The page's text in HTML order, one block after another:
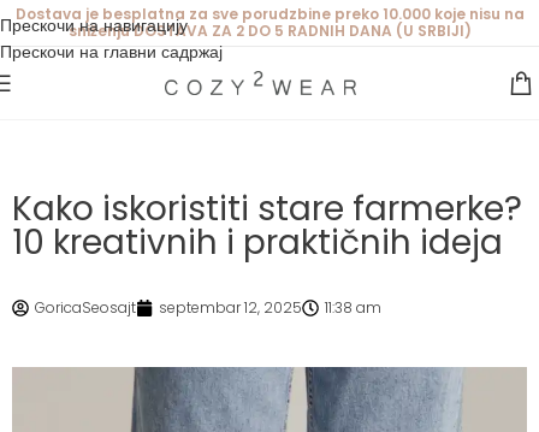
Прескочи на навигацију
Прескочи на главни садржај
Dostava je besplatna za sve porudzbine preko 10.000 koje nisu na
sniženju DOSTAVA ZA 2 DO 5 RADNIH DANA (U SRBIJI)
Kako iskoristiti stare farmerke?
10 kreativnih i praktičnih ideja
GoricaSeosajt septembar 12, 2025 11:38 am